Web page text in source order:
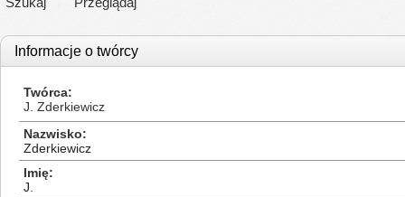
Informacje o twórcy
Twórca
J. Zderkiewicz
Nazwisko
Zderkiewicz
Imię
J.